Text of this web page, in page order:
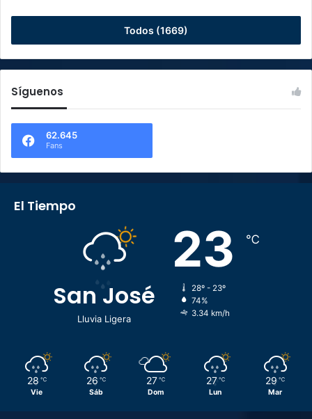
Todos (1669)
Síguenos
62.645
Fans
El Tiempo
San José
Lluvia Ligera
23 ℃
28º - 23º
74%
3.34 km/h
28 ℃
Vie
26 ℃
Sáb
27 ℃
Dom
27 ℃
Lun
29 ℃
Mar